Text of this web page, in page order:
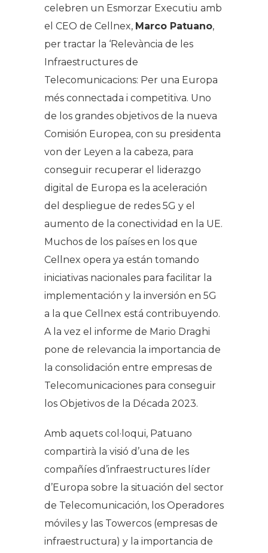
celebren un Esmorzar Executiu amb
el CEO de Cellnex, Marco Patuano,
per tractar la ‘Relevància de les
Infraestructures de
Telecomunicacions: Per una Europa
més connectada i competitiva. Uno
de los grandes objetivos de la nueva
Comisión Europea, con su presidenta
von der Leyen a la cabeza, para
conseguir recuperar el liderazgo
digital de Europa es la aceleración
del despliegue de redes 5G y el
aumento de la conectividad en la UE.
Muchos de los países en los que
Cellnex opera ya están tomando
iniciativas nacionales para facilitar la
implementación y la inversión en 5G
a la que Cellnex está contribuyendo.
A la vez el informe de Mario Draghi
pone de relevancia la importancia de
la consolidación entre empresas de
Telecomunicaciones para conseguir
los Objetivos de la Década 2023.
Amb aquets col·loqui, Patuano
compartirà la visió d’una de les
compañíes d’infraestructures líder
d’Europa sobre la situación del sector
de Telecomunicación, los Operadores
móviles y las Towercos (empresas de
infraestructura) y la importancia de